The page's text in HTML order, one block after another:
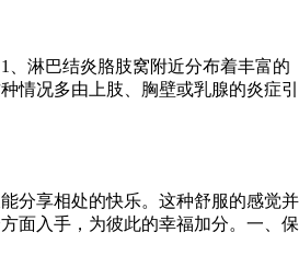
淋巴结炎胳肢窝附近分布着丰富的
情况多由上肢、胸壁或乳腺的炎症引
分享相处的快乐。这种舒服的感觉并
面入手，为彼此的幸福加分。一、保